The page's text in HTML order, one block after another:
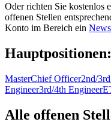
Oder richten Sie kostenlos
offenen Stellen
Konto im Bereich ein
Hauptpositionen:
MasterChief Officer2nd/
Engineer3rd/4th Engineer
Alle offenen